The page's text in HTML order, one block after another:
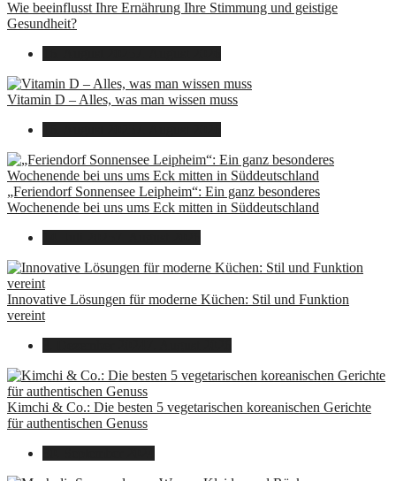
Wie beeinflusst Ihre Ernährung Ihre Stimmung und geistige
Gesundheit?
Vitamin D – Alles, was man wissen muss
„Feriendorf Sonnensee Leipheim“: Ein ganz besonderes
Wochenende bei uns ums Eck mitten in Süddeutschland
Innovative Lösungen für moderne Küchen: Stil und Funktion
vereint
Kimchi & Co.: Die besten 5 vegetarischen koreanischen Gerichte
für authentischen Genuss